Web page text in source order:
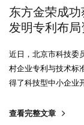
东方金荣成
发明专利布
近日，北京市科技委
村企业专利与技术标
得了科技型中小企业
查看完整文章